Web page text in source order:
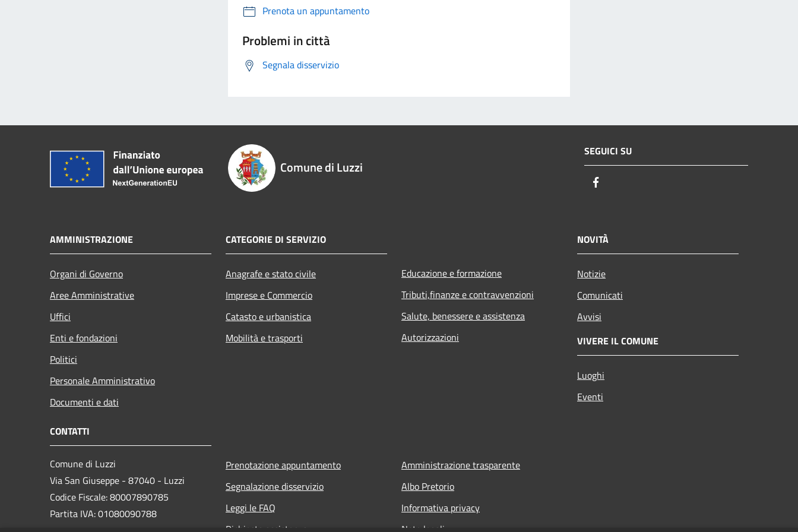
Prenota un appuntamento
Problemi in città
Segnala disservizio
Comune di Luzzi
SEGUICI SU
AMMINISTRAZIONE
Organi di Governo
Aree Amministrative
Uffici
Enti e fondazioni
Politici
Personale Amministrativo
Documenti e dati
CATEGORIE DI SERVIZIO
Anagrafe e stato civile
Imprese e Commercio
Catasto e urbanistica
Mobilità e trasporti
Educazione e formazione
Tributi,finanze e contravvenzioni
Salute, benessere e assistenza
Autorizzazioni
NOVITÀ
Notizie
Comunicati
Avvisi
VIVERE IL COMUNE
Luoghi
Eventi
CONTATTI
Comune di Luzzi
Via San Giuseppe - 87040 - Luzzi
Codice Fiscale: 80007890785
Partita IVA: 01080090788
Prenotazione appuntamento
Segnalazione disservizio
Leggi le FAQ
Richiesta assistenza
Amministrazione trasparente
Albo Pretorio
Informativa privacy
Note legali